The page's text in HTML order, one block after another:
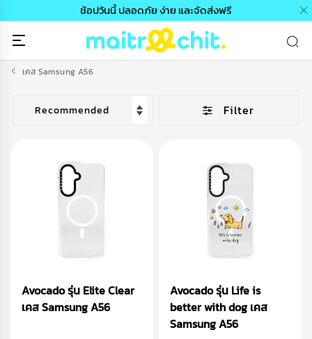
ช้อปวันนี้ ปลอดภัย ง่าย และจัดส่งฟรี
เคส Samsung A56
Filter
Avocado รุ่น Elite Clear
เคส Samsung A56
Avocado รุ่น Life is
better with dog เคส
Samsung A56